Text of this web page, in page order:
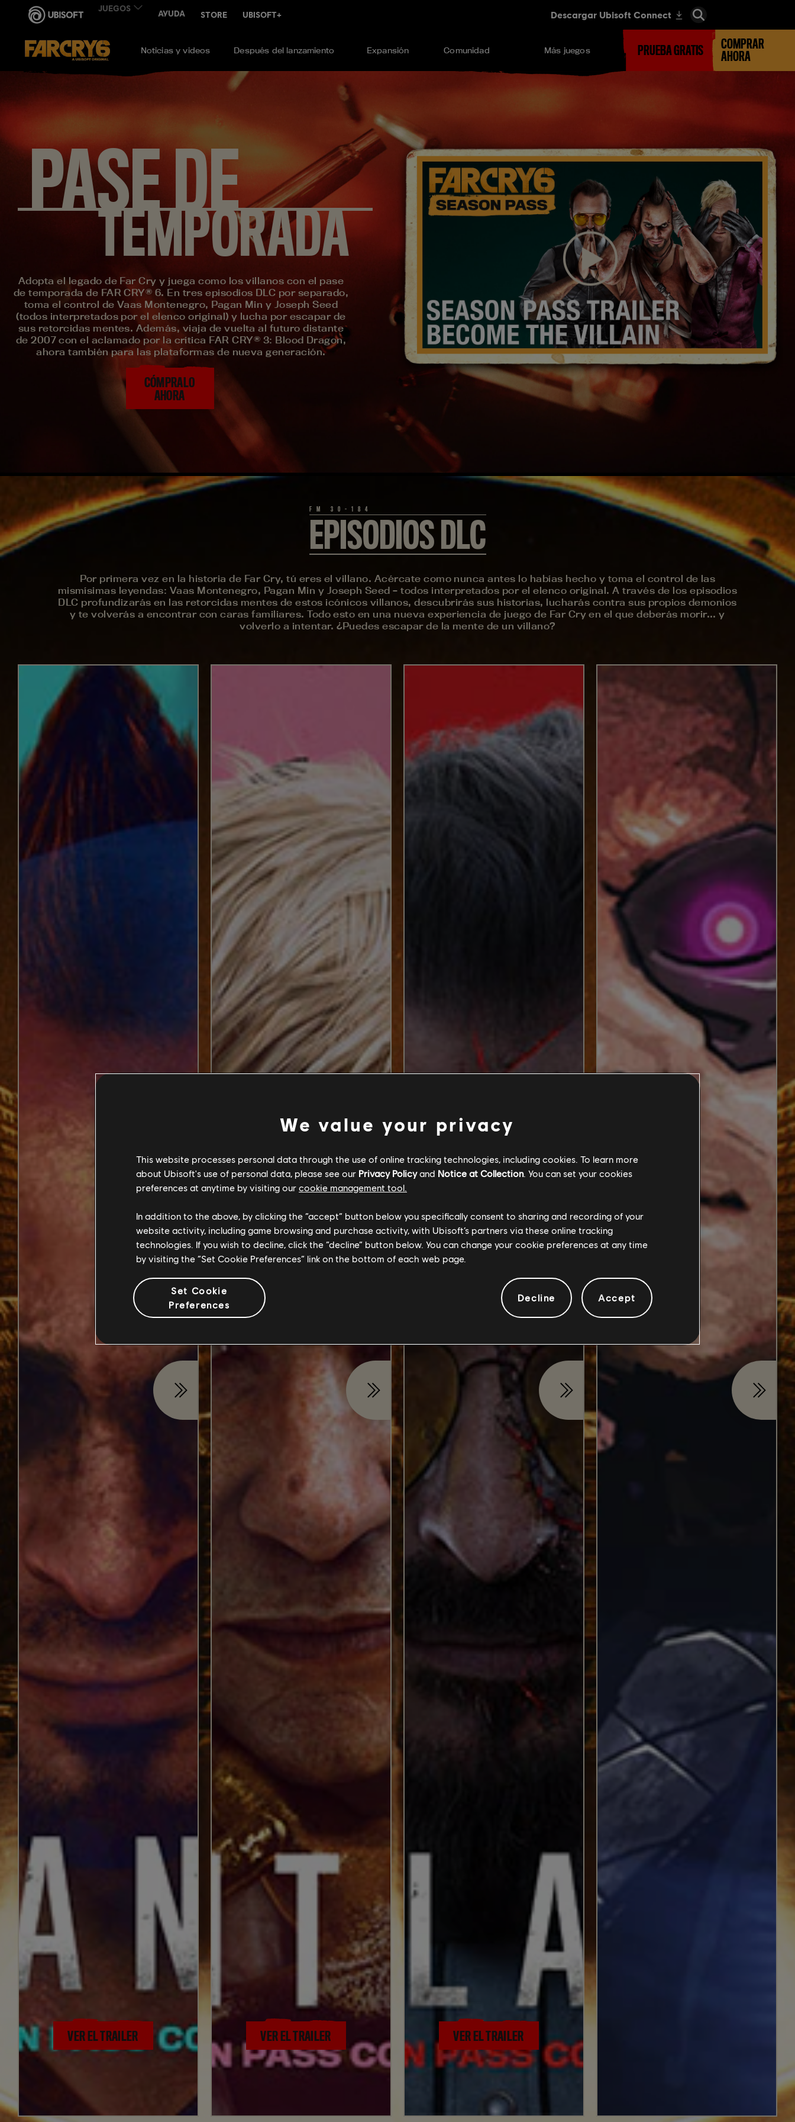
Noticias y videos Después del lanzamiento Expansión Comunidad Más juegos
COMPRAR
AHORA
PRUEBA GRATIS
PASE DE
TEMPORADA
Adopta el legado de Far Cry y juega como los villanos con el pase
de temporada de FAR CRY® 6. En tres episodios DLC por separado,
toma el control de Vaas Montenegro, Pagan Min y Joseph Seed
(todos interpretados por el elenco original) y lucha por escapar de
sus retorcidas mentes. Además, viaja de vuelta al futuro distante
de 2007 con el aclamado por la crítica FAR CRY® 3: Blood Dragon,
ahora también para las plataformas de nueva generación.
C­ÓMPRALO
AHORA
EPISODIOS DLC
Por primera vez en la historia de Far Cry, tú eres el villano. Acércate como nunca antes lo habías hecho y toma el control de las
mismísimas leyendas: Vaas Montenegro, Pagan Min y Joseph Seed – todos interpretados por el elenco original. A través de los episodios
DLC profundizarás en las retorcidas mentes de estos icónicos villanos, descubrirás sus historias, lucharás contra sus propios demonios
y te volverás a encontrar con caras familiares. Todo esto en una nueva experiencia de juego de Far Cry en el que deberás morir... y
volverlo a intentar. ¿Puedes escapar de la mente de un villano?
VER EL TRAILER VER EL TRAILER VER EL TRAILER
We value your privacy
This website processes personal data through the use of online tracking technologies, including cookies. To learn more
about Ubisoft's use of personal data, please see our Privacy Policyand Notice at Collection. You can set your cookies
preferences at anytime by visiting our cookie management tool.
In addition to the above, by clicking the “accept” button below you specifically consent to sharing and recording of your
website activity, including game browsing and purchase activity, with Ubisoft’s partners via these online tracking
technologies. If you wish to decline, click the “decline” button below. You can change your cookie preferences at any time
by visiting the “Set Cookie Preferences” link on the bottom of each web page.
Set Cookie
Preferences
Decline Accept